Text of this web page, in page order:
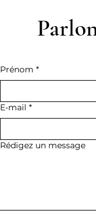
Prénom *
E-mail *
Rédigez un message